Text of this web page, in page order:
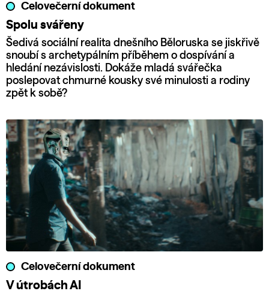
Celovečerní dokument
Spolu svářeny
Šedivá sociální realita dnešního Běloruska se jiskřivě
snoubí s archetypálním příběhem o dospívání a
hledání nezávislosti. Dokáže mladá svářečka
poslepovat chmurné kousky své minulosti a rodiny
zpět k sobě?
Celovečerní dokument
V útrobách AI